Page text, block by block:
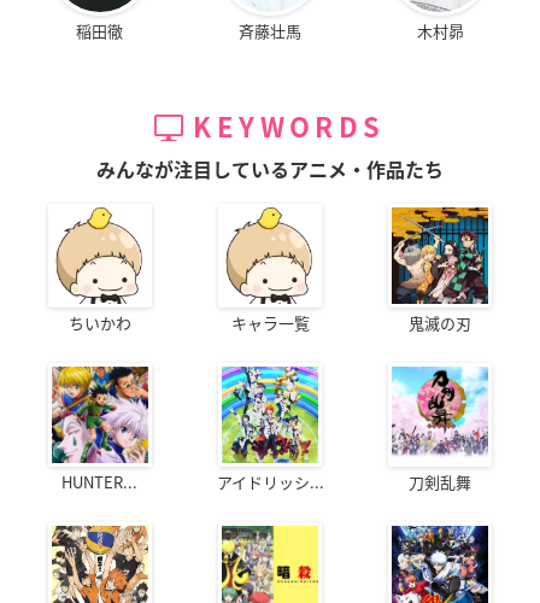
稲田徹 斉藤壮馬 木村昴
KEYWORDS
みんなが注目しているアニメ・作品たち
ちいかわ キャラ一覧 鬼滅の刃
HUNTER... アイドリッシ... 刀剣乱舞